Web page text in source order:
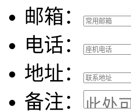
邮箱：
电话：
地址：
备注：